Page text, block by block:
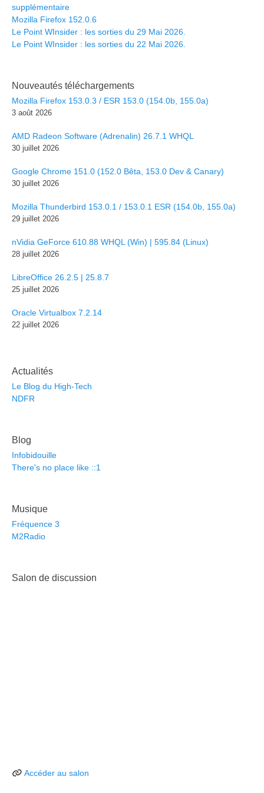
supplémentaire
Mozilla Firefox 152.0.6
Le Point WInsider : les sorties du 29 Mai 2026.
Le Point WInsider : les sorties du 22 Mai 2026.
Nouveautés téléchargements
Mozilla Firefox 153.0.3 / ESR 153.0 (154.0b, 155.0a)
3 août 2026
AMD Radeon Software (Adrenalin) 26.7.1 WHQL
30 juillet 2026
Google Chrome 151.0 (152.0 Bêta, 153.0 Dev & Canary)
30 juillet 2026
Mozilla Thunderbird 153.0.1 / 153.0.1 ESR (154.0b, 155.0a)
29 juillet 2026
nVidia GeForce 610.88 WHQL (Win) | 595.84 (Linux)
28 juillet 2026
LibreOffice 26.2.5 | 25.8.7
25 juillet 2026
Oracle Virtualbox 7.2.14
22 juillet 2026
Actualités
Le Blog du High-Tech
NDFR
Blog
Infobidouille
There's no place like ::1
Musique
Fréquence 3
M2Radio
Salon de discussion
Accéder au salon